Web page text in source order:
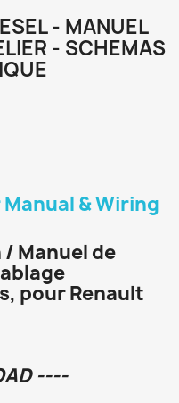
- MANUEL
- SCHEMAS
& Wiring
Manuel de
pour Renault
----